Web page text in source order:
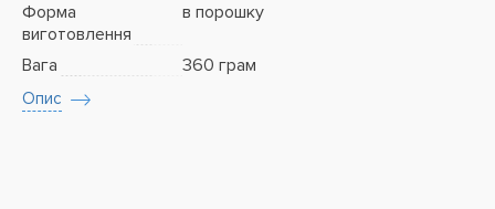
Форма
виготовлення
в порошку
Вага 360 грам
Опис